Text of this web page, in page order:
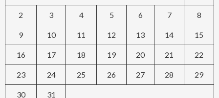
2 3 4 5 6 7 8
9 10 11 12 13 14 15
16 17 18 19 20 21 22
23 24 25 26 27 28 29
30 31